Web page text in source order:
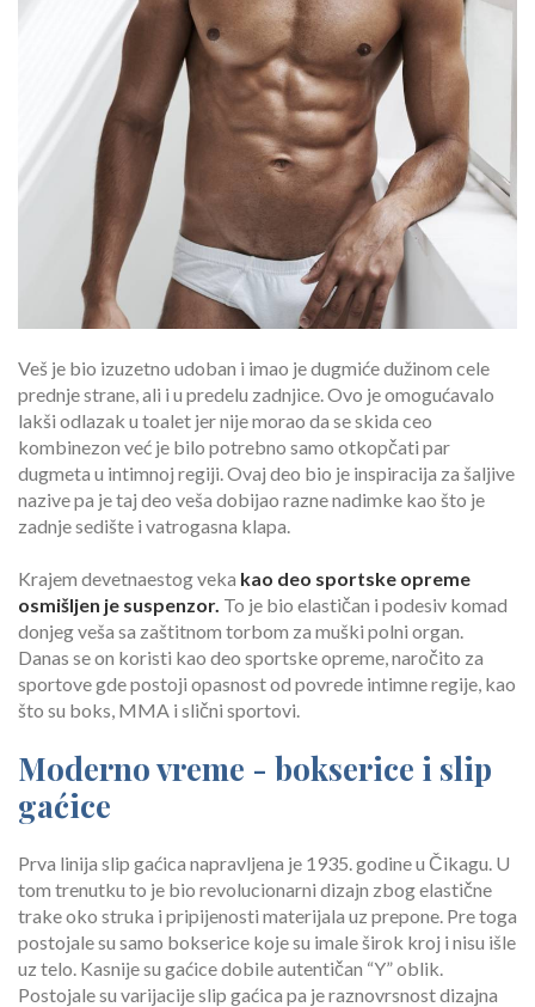
Veš je bio izuzetno udoban i imao je dugmiće dužinom cele
prednje strane, ali i u predelu zadnjice. Ovo je omogućavalo
lakši odlazak u toalet jer nije morao da se skida ceo
kombinezon već je bilo potrebno samo otkopčati par
dugmeta u intimnoj regiji. Ovaj deo bio je inspiracija za šaljive
nazive pa je taj deo veša dobijao razne nadimke kao što je
zadnje sedište i vatrogasna klapa.
Krajem devetnaestog veka kao deo sportske opreme
osmišljen je suspenzor. To je bio elastičan i podesiv komad
donjeg veša sa zaštitnom torbom za muški polni organ.
Danas se on koristi kao deo sportske opreme, naročito za
sportove gde postoji opasnost od povrede intimne regije, kao
što su boks, MMA i slični sportovi.
Moderno vreme - bokserice i slip
gaćice
Prva linija slip gaćica napravljena je 1935. godine u Čikagu. U
tom trenutku to je bio revolucionarni dizajn zbog elastične
trake oko struka i pripijenosti materijala uz prepone. Pre toga
postojale su samo bokserice koje su imale širok kroj i nisu išle
uz telo. Kasnije su gaćice dobile autentičan “Y” oblik.
Postojale su varijacije slip gaćica pa je raznovrsnost dizajna